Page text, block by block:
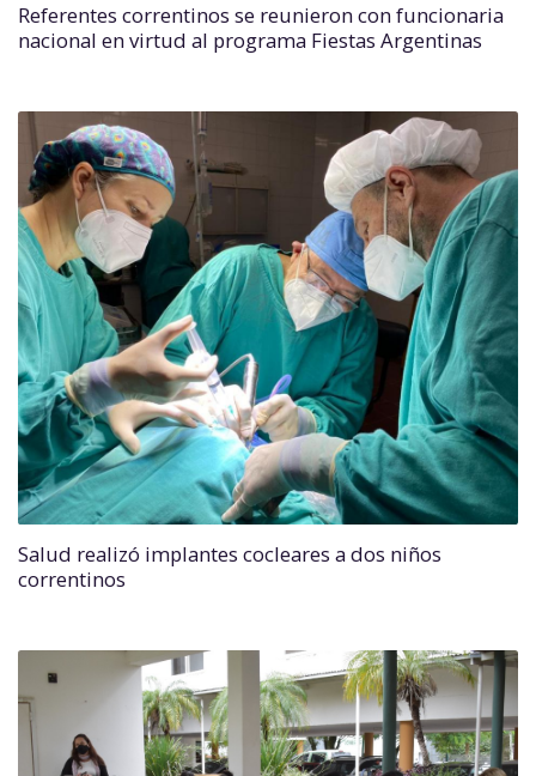
Referentes correntinos se reunieron con funcionaria
nacional en virtud al programa Fiestas Argentinas
Salud realizó implantes cocleares a dos niños
correntinos